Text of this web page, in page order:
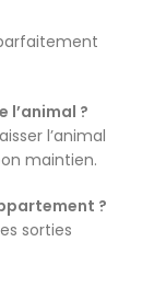
l’animal ?
l’animal
maintien.
?
sorties